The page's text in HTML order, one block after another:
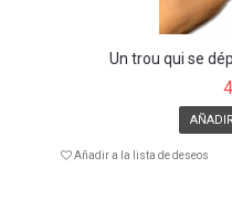
Un trou qui se
Añadir a la lista de deseos